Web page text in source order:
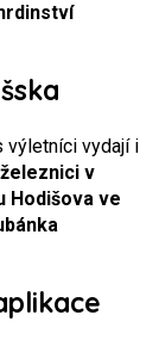
výletníci vydají i
v
Hodišova ve